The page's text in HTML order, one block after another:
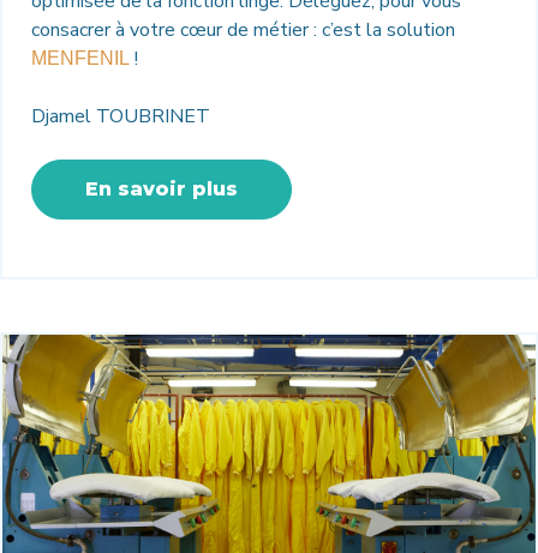
consacrer à votre cœur de métier : c’est la solution
MENFENIL !
Djamel TOUBRINET
En savoir plus